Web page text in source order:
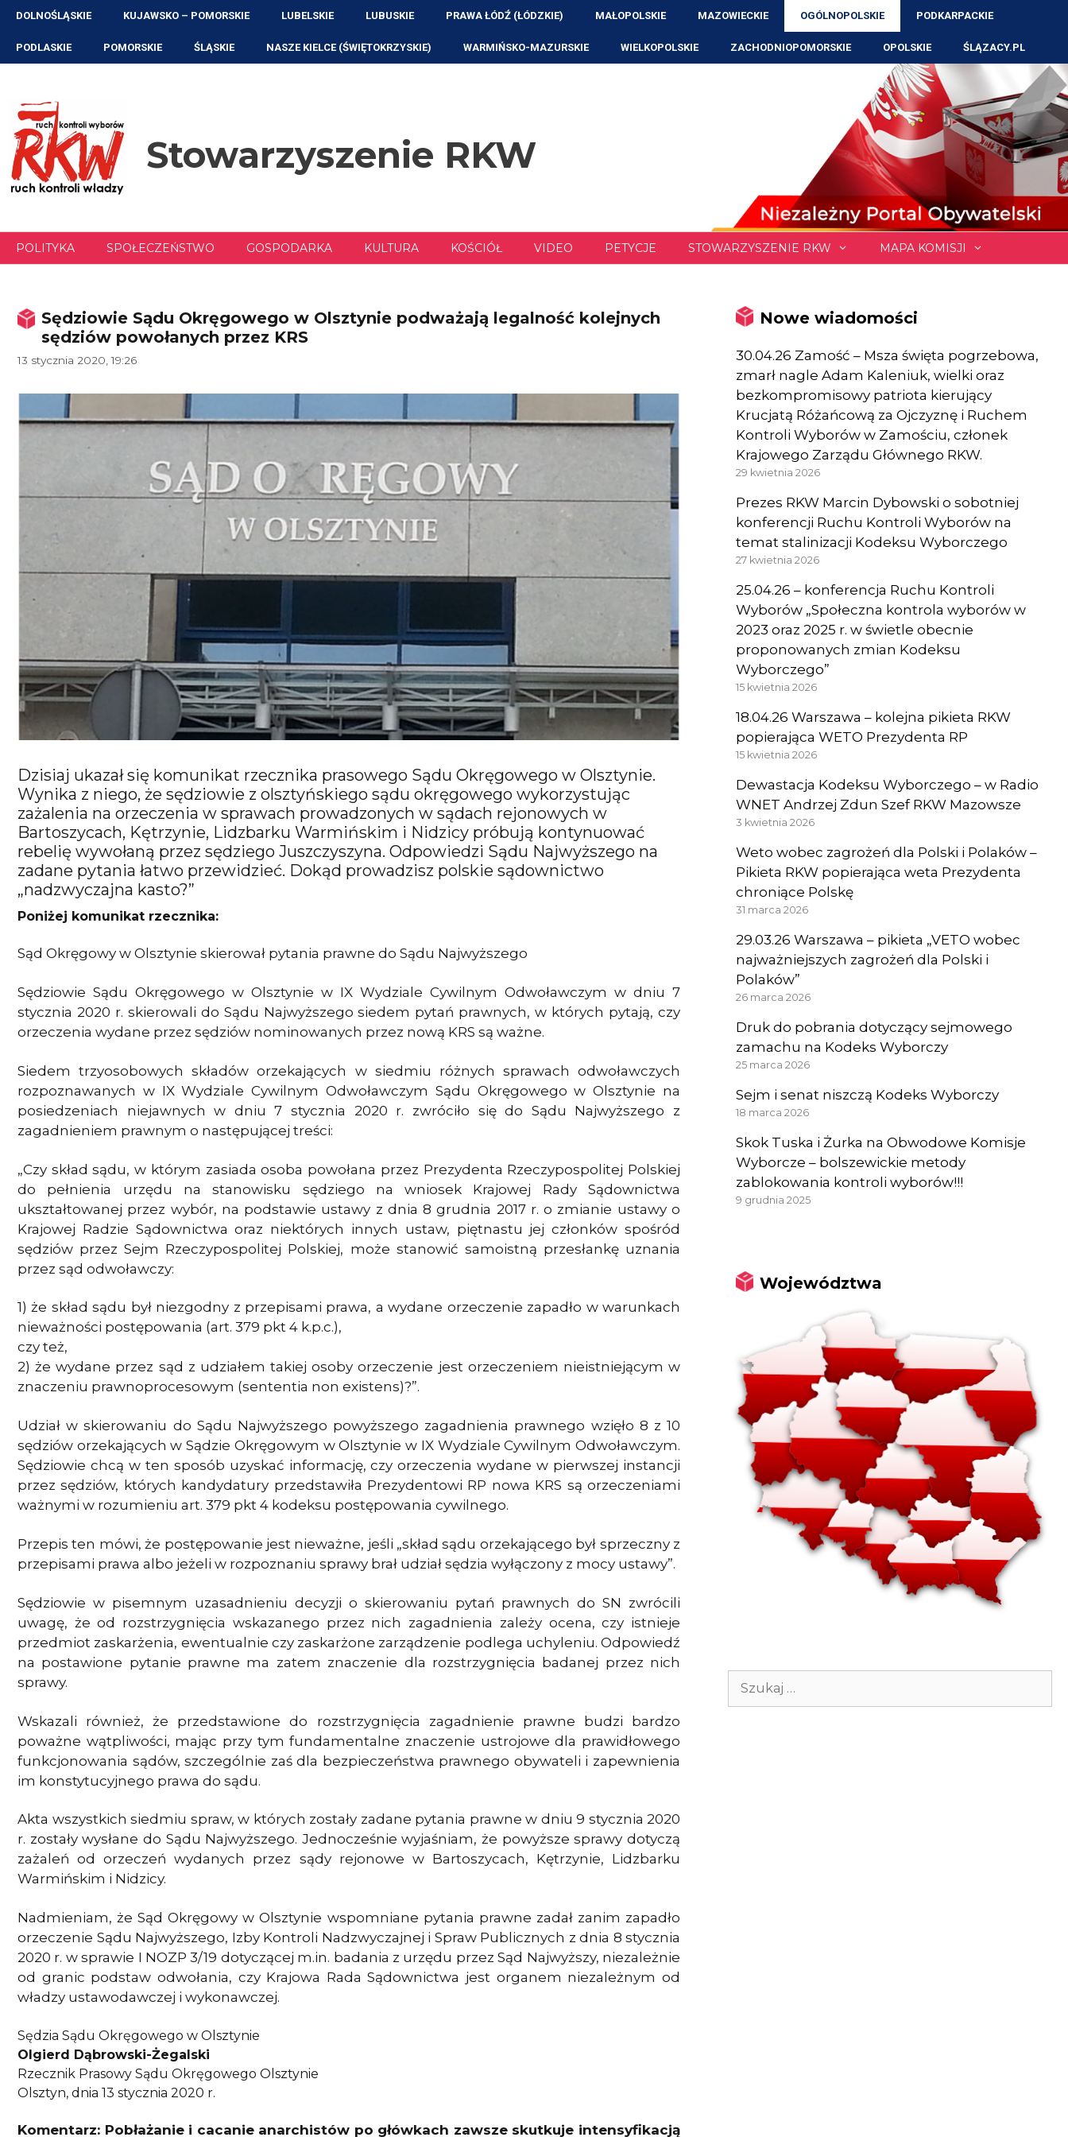
Przejdź
treści
DOLNOŚLĄSKIE KUJAWSKO – POMORSKIE LUBELSKIE LUBUSKIE PRAWA ŁÓDŹ (ŁÓDZKIE) MAŁOPOLSKIE MAZOWIECKIE OGÓLNOPOLSKIE PODKARPACKIE
PODLASKIE POMORSKIE ŚLĄSKIE NASZE KIELCE (ŚWIĘTOKRZYSKIE) WARMIŃSKO-MAZURSKIE WIELKOPOLSKIE ZACHODNIOPOMORSKIE OPOLSKIE ŚLĄZACY.PL
Stowarzyszenie RKW
POLITYKA SPOŁECZEŃSTWO GOSPODARKA KULTURA KOŚCIÓŁ VIDEO PETYCJE STOWARZYSZENIE RKW MAPA KOMISJI
Sędziowie Sądu Okręgowego w Olsztynie podważają legalność kolejnych
sędziów powołanych przez KRS
13 stycznia 2020, 19:26
Dzisiaj ukazał się komunikat rzecznika prasowego Sądu Okręgowego w Olsztynie.
Wynika z niego, że sędziowie z olsztyńskiego sądu okręgowego wykorzystując
zażalenia na orzeczenia w sprawach prowadzonych w sądach rejonowych w
Bartoszycach, Kętrzynie, Lidzbarku Warmińskim i Nidzicy próbują kontynuować
rebelię wywołaną przez sędziego Juszczyszyna. Odpowiedzi Sądu Najwyższego na
zadane pytania łatwo przewidzieć. Dokąd prowadzisz polskie sądownictwo
„nadzwyczajna kasto?”
Poniżej komunikat rzecznika:
Sąd Okręgowy w Olsztynie skierował pytania prawne do Sądu Najwyższego
Sędziowie Sądu Okręgowego w Olsztynie w IX Wydziale Cywilnym Odwoławczym w dniu 7
stycznia 2020 r. skierowali do Sądu Najwyższego siedem pytań prawnych, w których pytają, czy
orzeczenia wydane przez sędziów nominowanych przez nową KRS są ważne.
Siedem trzyosobowych składów orzekających w siedmiu różnych sprawach odwoławczych
rozpoznawanych w IX Wydziale Cywilnym Odwoławczym Sądu Okręgowego w Olsztynie na
posiedzeniach niejawnych w dniu 7 stycznia 2020 r. zwróciło się do Sądu Najwyższego z
zagadnieniem prawnym o następującej treści:
„Czy skład sądu, w którym zasiada osoba powołana przez Prezydenta Rzeczypospolitej Polskiej
do pełnienia urzędu na stanowisku sędziego na wniosek Krajowej Rady Sądownictwa
ukształtowanej przez wybór, na podstawie ustawy z dnia 8 grudnia 2017 r. o zmianie ustawy o
Krajowej Radzie Sądownictwa oraz niektórych innych ustaw, piętnastu jej członków spośród
sędziów przez Sejm Rzeczypospolitej Polskiej, może stanowić samoistną przesłankę uznania
przez sąd odwoławczy:
1) że skład sądu był niezgodny z przepisami prawa, a wydane orzeczenie zapadło w warunkach
nieważności postępowania (art. 379 pkt 4 k.p.c.),
czy też,
2) że wydane przez sąd z udziałem takiej osoby orzeczenie jest orzeczeniem nieistniejącym w
znaczeniu prawnoprocesowym (sententia non existens)?”.
Udział w skierowaniu do Sądu Najwyższego powyższego zagadnienia prawnego wzięło 8 z 10
sędziów orzekających w Sądzie Okręgowym w Olsztynie w IX Wydziale Cywilnym Odwoławczym.
Sędziowie chcą w ten sposób uzyskać informację, czy orzeczenia wydane w pierwszej instancji
przez sędziów, których kandydatury przedstawiła Prezydentowi RP nowa KRS są orzeczeniami
ważnymi w rozumieniu art. 379 pkt 4 kodeksu postępowania cywilnego.
Przepis ten mówi, że postępowanie jest nieważne, jeśli „skład sądu orzekającego był sprzeczny z
przepisami prawa albo jeżeli w rozpoznaniu sprawy brał udział sędzia wyłączony z mocy ustawy”.
Sędziowie w pisemnym uzasadnieniu decyzji o skierowaniu pytań prawnych do SN zwrócili
uwagę, że od rozstrzygnięcia wskazanego przez nich zagadnienia zależy ocena, czy istnieje
przedmiot zaskarżenia, ewentualnie czy zaskarżone zarządzenie podlega uchyleniu. Odpowiedź
na postawione pytanie prawne ma zatem znaczenie dla rozstrzygnięcia badanej przez nich
sprawy.
Wskazali również, że przedstawione do rozstrzygnięcia zagadnienie prawne budzi bardzo
poważne wątpliwości, mając przy tym fundamentalne znaczenie ustrojowe dla prawidłowego
funkcjonowania sądów, szczególnie zaś dla bezpieczeństwa prawnego obywateli i zapewnienia
im konstytucyjnego prawa do sądu.
Akta wszystkich siedmiu spraw, w których zostały zadane pytania prawne w dniu 9 stycznia 2020
r. zostały wysłane do Sądu Najwyższego. Jednocześnie wyjaśniam, że powyższe sprawy dotyczą
zażaleń od orzeczeń wydanych przez sądy rejonowe w Bartoszycach, Kętrzynie, Lidzbarku
Warmińskim i Nidzicy.
Nadmieniam, że Sąd Okręgowy w Olsztynie wspomniane pytania prawne zadał zanim zapadło
orzeczenie Sądu Najwyższego, Izby Kontroli Nadzwyczajnej i Spraw Publicznych z dnia 8 stycznia
2020 r. w sprawie I NOZP 3/19 dotyczącej m.in. badania z urzędu przez Sąd Najwyższy, niezależnie
od granic podstaw odwołania, czy Krajowa Rada Sądownictwa jest organem niezależnym od
władzy ustawodawczej i wykonawczej.
Sędzia Sądu Okręgowego w Olsztynie
Olgierd Dąbrowski-Żegalski
Rzecznik Prasowy Sądu Okręgowego Olsztynie
Olsztyn, dnia 13 stycznia 2020 r.
Komentarz: Pobłażanie i cacanie anarchistów po główkach zawsze skutkuje intensyfikacją
Nowe wiadomości
30.04.26 Zamość – Msza święta pogrzebowa,
zmarł nagle Adam Kaleniuk, wielki oraz
bezkompromisowy patriota kierujący
Krucjatą Różańcową za Ojczyznę i Ruchem
Kontroli Wyborów w Zamościu, członek
Krajowego Zarządu Głównego RKW.
29 kwietnia 2026
Prezes RKW Marcin Dybowski o sobotniej
konferencji Ruchu Kontroli Wyborów na
temat stalinizacji Kodeksu Wyborczego
27 kwietnia 2026
25.04.26 – konferencja Ruchu Kontroli
Wyborów „Społeczna kontrola wyborów w
2023 oraz 2025 r. w świetle obecnie
proponowanych zmian Kodeksu
Wyborczego”
15 kwietnia 2026
18.04.26 Warszawa – kolejna pikieta RKW
popierająca WETO Prezydenta RP
15 kwietnia 2026
Dewastacja Kodeksu Wyborczego – w Radio
WNET Andrzej Zdun Szef RKW Mazowsze
3 kwietnia 2026
Weto wobec zagrożeń dla Polski i Polaków –
Pikieta RKW popierająca weta Prezydenta
chroniące Polskę
31 marca 2026
29.03.26 Warszawa – pikieta „VETO wobec
najważniejszych zagrożeń dla Polski i
Polaków”
26 marca 2026
Druk do pobrania dotyczący sejmowego
zamachu na Kodeks Wyborczy
25 marca 2026
Sejm i senat niszczą Kodeks Wyborczy
18 marca 2026
Skok Tuska i Żurka na Obwodowe Komisje
Wyborcze – bolszewickie metody
zablokowania kontroli wyborów!!!
9 grudnia 2025
Województwa
Szukaj: